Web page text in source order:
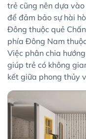
trẻ cũng nên dựa
để đảm bảo sự hài
Đông thuộc quẻ
phía Đông Nam
Việc phân chia
giúp trẻ có không
kết giữa phong thủy